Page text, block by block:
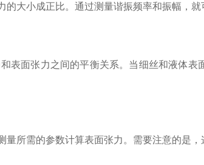
小成正比。通过测量谐振频率和振幅，就
面张力之间的平衡关系。当细丝和液体表
需的参数计算表面张力。需要注意的是，